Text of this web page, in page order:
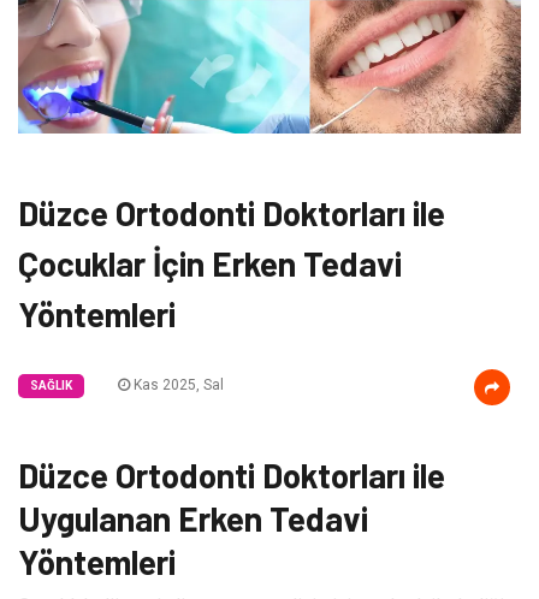
Düzce Ortodonti Doktorları ile
Çocuklar İçin Erken Tedavi
Yöntemleri
SAĞLIK Kas 2025, Sal
Düzce Ortodonti Doktorları ile
Uygulanan Erken Tedavi
Yöntemleri